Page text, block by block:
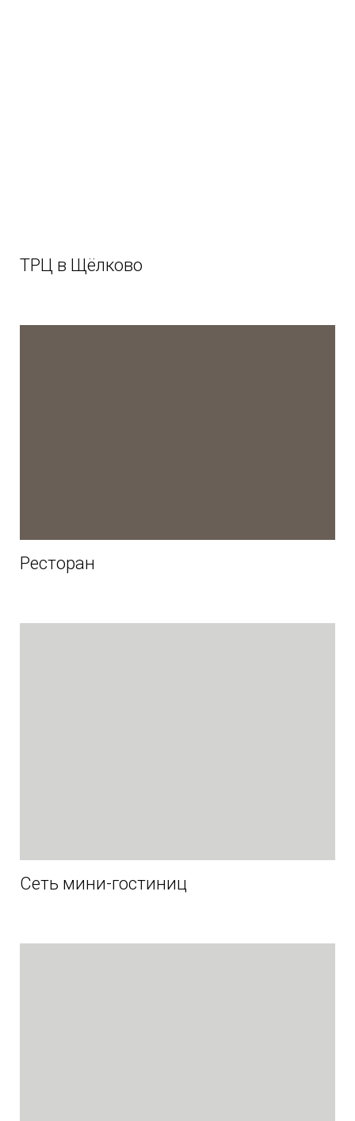
ТРЦ в Щёлково
Ресторан
Сеть мини-гостиниц